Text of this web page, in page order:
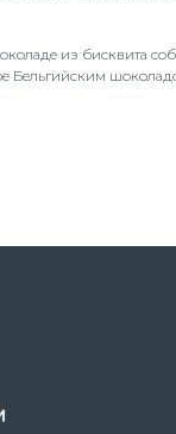
из бисквита
Бельгийским